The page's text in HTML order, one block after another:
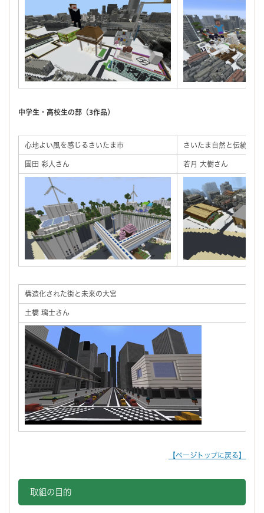
中学生・高校生の部（3作品）
心地よい風を感じるさいたま市 さいたま自然と伝統の町
園田 彩人さん 若月 大樹さん
構造化された街と未来の大宮
土橋 璃士さん
【ページトップに戻る】
取組の目的